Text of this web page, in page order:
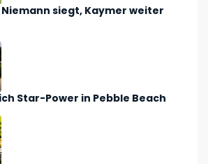
Niemann siegt, Kaymer weiter
Star-Power in Pebble Beach